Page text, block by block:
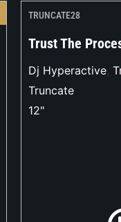
TRUNCATE28
Trust The
Dj Hyperactive,
Truncate
12"